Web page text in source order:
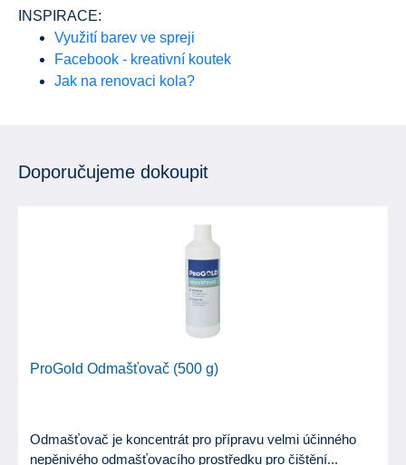
INSPIRACE:
Využití barev ve spreji
Facebook - kreativní koutek
Jak na renovaci kola?
Doporučujeme dokoupit
ProGold Odmašťovač (500 g)
Odmašťovač je koncentrát pro přípravu velmi účinného
nepěnivého odmašťovacího prostředku pro čištění...